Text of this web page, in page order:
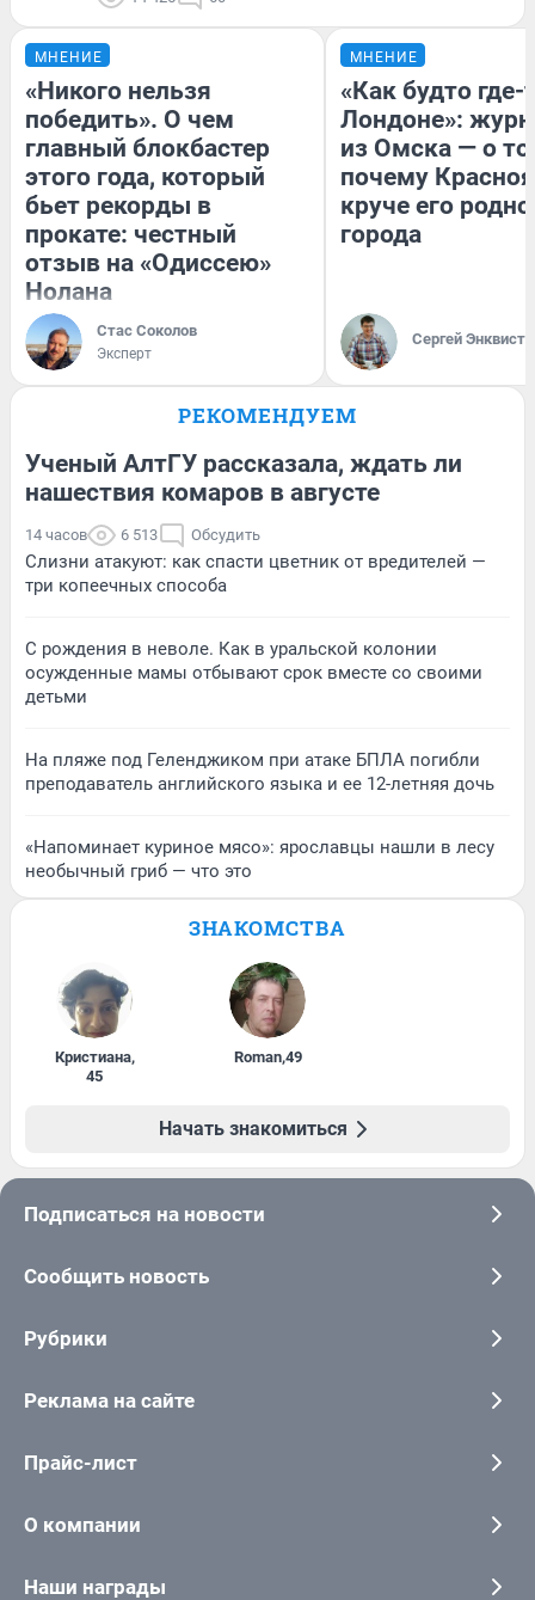
МНЕНИЕ
«Никого нельзя
победить». О чем
главный блокбастер
этого года, который
бьет рекорды в
прокате: честный
отзыв на «Одиссею»
Нолана
Стас Соколов
Эксперт
МНЕНИЕ
«Как будто где-
Лондоне»:
из Омска — о
почему
круче его
города
Сергей Энквист
РЕКОМЕНДУЕМ
Ученый АлтГУ рассказала, ждать ли
нашествия комаров в августе
14 часов 6 513 Обсудить
Слизни атакуют: как спасти цветник от вредителей —
три копеечных способа
С рождения в неволе. Как в уральской колонии
осужденные мамы отбывают срок вместе со своими
детьми
На пляже под Геленджиком при атаке БПЛА погибли
преподаватель английского языка и ее 12-летняя дочь
«Напоминает куриное мясо»: ярославцы нашли в лесу
необычный гриб — что это
ЗНАКОМСТВА
Кристиана,
45
Roman,49
Начать знакомиться
Подписаться на новости
Сообщить новость
Рубрики
Реклама на сайте
Прайс-лист
О компании
Наши награды